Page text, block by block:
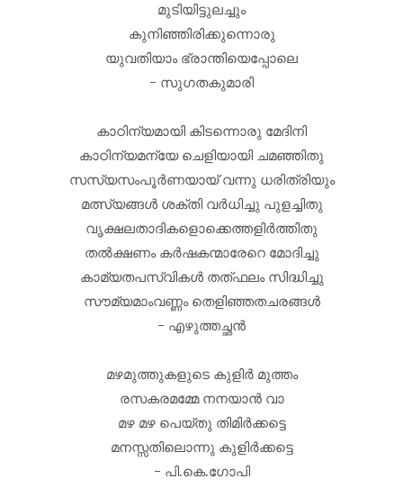
മുടിയിട്ടുലച്ചും
കുനിഞ്ഞിരിക്കുന്നൊരു
യുവതിയാം ഭ്രാന്തിയെപ്പോലെ
- സുഗതകുമാരി
കാഠിന്യമായി കിടന്നൊരു മേദിനി
കാഠിന്യമന്യേ ചെളിയായി ചമഞ്ഞിതു
സസ്യസംപൂർണയായ് വന്നു ധരിത്രിയും
മത്സ്യങ്ങൾ ശക്തി വർധിച്ചു പുളച്ചിതു
വൃക്ഷലതാദികളൊക്കെത്തളിർത്തിതു
തൽക്ഷണം കർഷകന്മാരേറെ മോദിച്ചു
കാമ്യതപസ്വികൾ തത്ഫലം സിദ്ധിച്ചു
സൗമ്യമാംവണ്ണം തെളിഞ്ഞതചരങ്ങൾ
- എഴുത്തച്ഛൻ
മഴമുത്തുകളുടെ കുളിർ മുത്തം
രസകരമമ്മേ നനയാൻ വാ
മഴ മഴ പെയ്‌തു തിമിർക്കട്ടെ
മനസ്സതിലൊന്നു കുളിർക്കട്ടെ
- പി.കെ.ഗോപി